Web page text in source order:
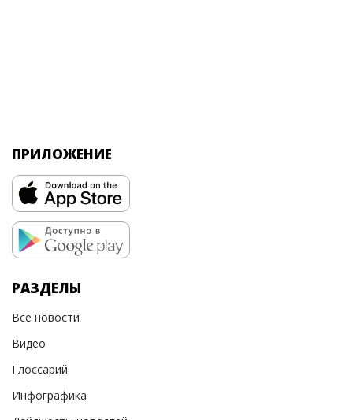
ПРИЛОЖЕНИЕ
РАЗДЕЛЫ
Все новости
Видео
Глоссарий
Инфографика